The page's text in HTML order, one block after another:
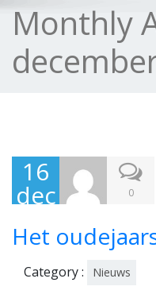
Monthly
16
dec
ber
201
0
Het
Category : Nieuws